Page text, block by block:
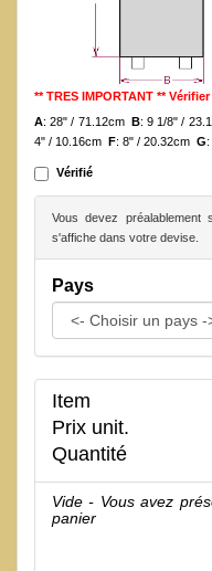
** TRES IMPORTANT **
A: 28" / 71.12cm B: 9 1/8" /
4" / 10.16cm F: 8" / 20.32cm G
Vérifié
Vous devez
s'affiche dans votre devise.
Pays
Item
Prix unit.
Quantité
Vide - Vous avez
panier